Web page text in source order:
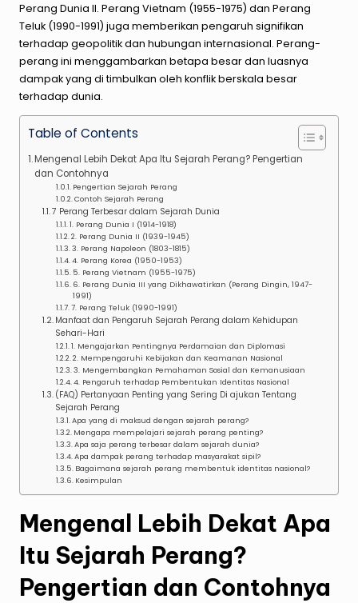
Perang Dunia II. Perang Vietnam (1955-1975) dan Perang
Teluk (1990-1991) juga memberikan pengaruh signifikan
terhadap geopolitik dan hubungan internasional. Perang-
perang ini menggambarkan betapa besar dan luasnya
dampak yang di timbulkan oleh konflik berskala besar
terhadap dunia.
Table of Contents
Mengenal Lebih Dekat Apa Itu Sejarah Perang? Pengertian
dan Contohnya
Pengertian Sejarah Perang
Contoh Sejarah Perang
7 Perang Terbesar dalam Sejarah Dunia
1. Perang Dunia I (1914-1918)
2. Perang Dunia II (1939-1945)
3. Perang Napoleon (1803-1815)
4. Perang Korea (1950-1953)
5. Perang Vietnam (1955-1975)
6. Perang Dunia III yang Dikhawatirkan (Perang Dingin, 1947-
1991)
7. Perang Teluk (1990-1991)
Manfaat dan Pengaruh Sejarah Perang dalam Kehidupan
Sehari-Hari
1. Mengajarkan Pentingnya Perdamaian dan Diplomasi
2. Mempengaruhi Kebijakan dan Keamanan Nasional
3. Mengembangkan Pemahaman Sosial dan Kemanusiaan
4. Pengaruh terhadap Pembentukan Identitas Nasional
(FAQ) Pertanyaan Penting yang Sering Di ajukan Tentang
Sejarah Perang
Apa yang di maksud dengan sejarah perang?
Mengapa mempelajari sejarah perang penting?
Apa saja perang terbesar dalam sejarah dunia?
Apa dampak perang terhadap masyarakat sipil?
Bagaimana sejarah perang membentuk identitas nasional?
Kesimpulan
Mengenal Lebih Dekat Apa
Itu Sejarah Perang?
Pengertian dan Contohnya